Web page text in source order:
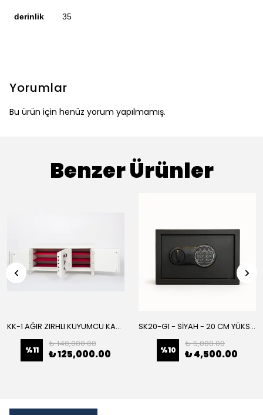
derinlik 35
Yorumlar
Bu ürün için henüz yorum yapılmamış.
Benzer Ürünler
KK-1 AĞIR ZIRHLI KUYUMCU KASA
%11
₺ 140,000.00
₺ 125,000.00
SK20-G1 - SİYAH - 20 CM YÜKSEKLİK- ELEKTRONİK ŞİFRELİ - ZEMİNE MONTAJLANABİLİR ÇELİK KASA-
%10
₺ 5,000.00
₺ 4,500.00